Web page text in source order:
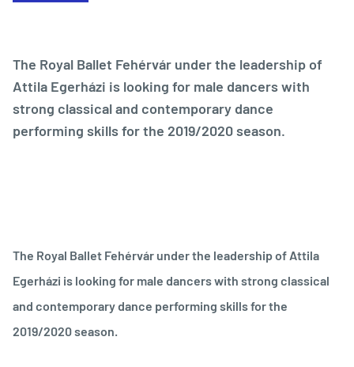
The Royal Ballet Fehérvár under the leadership of
Attila Egerházi is looking for male dancers with
strong classical and contemporary dance
performing skills for the 2019/2020 season.
The Royal Ballet Fehérvár under the leadership of Attila
Egerházi is looking for male dancers with strong classical
and contemporary dance performing skills for the
2019/2020 season.